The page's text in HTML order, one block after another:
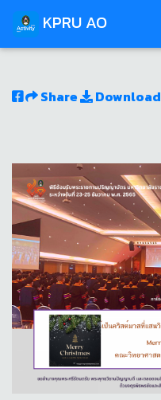
KPRU AO
Share Download